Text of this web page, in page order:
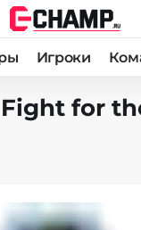
Игроки
for